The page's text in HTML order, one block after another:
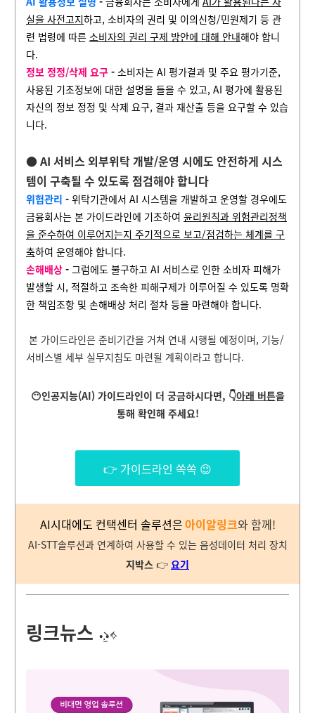
실을 사전고지하고, 소비자의 권리 및 이의신청/민원제기 등 관
련 법령에 따른 소비자의 권리 구제 방안에 대해 안내해야 합니
다.
정보 정정/삭제 요구 - 소비자는 AI 평가결과 및 주요 평가기준,
사용된 기초정보에 대한 설명을 들을 수 있고, AI 평가에 활용된
자신의 정보 정정 및 삭제 요구, 결과 재산출 등을 요구할 수 있습
니다.
● AI 서비스 외부위탁 개발/운영 시에도 안전하게 시스
템이 구축될 수 있도록 점검해야 합니다
위험관리 - 위탁기관에서 AI 시스템을 개발하고 운영할 경우에도
금융회사는 본 가이드라인에 기초하여 윤리원칙과 위험관리정책
을 준수하여 이루어지는지 주기적으로 보고/점검하는 체계를 구
축하여 운영해야 합니다.
손해배상 - 그럼에도 불구하고 AI 서비스로 인한 소비자 피해가
발생할 시, 적절하고 조속한 피해구제가 이루어질 수 있도록 명확
한 책임조항 및 손해배상 처리 절차 등을 마련해야 합니다.
본 가이드라인은 준비기간을 거쳐 연내 시행될 예정이며, 기능/
서비스별 세부 실무지침도 마련될 계획이라고 합니다.
😶인공지능(AI) 가이드라인이 더 궁금하시다면, 👇아래 버튼을
통해 확인해 주세요!
👉 가이드라인 쏙쏙 😉
AI시대에도 컨택센터 솔루션은아이알링크와 함께!
AI-STT솔루션과 연계하여 사용할 수 있는 음성데이터 처리 장치
지박스 👉 요기
링크뉴스 •̀.̫•́✧